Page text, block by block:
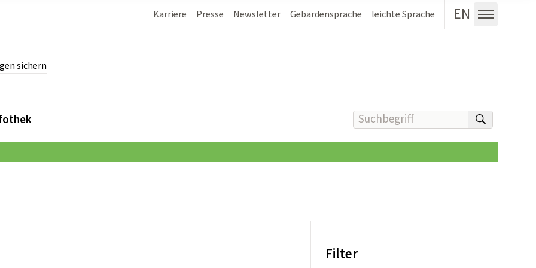
sichern
Karriere Presse Newsletter Gebärdensprache leichte Sprache EN
Menü
Suchbegriff(e) eingeben
Filter